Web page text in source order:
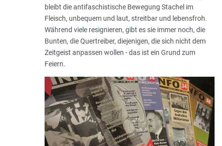
bleibt die antifaschistische Bewegung Stachel im
Fleisch, unbequem und laut, streitbar und lebensfroh.
Während viele resignieren, gibt es sie immer noch, die
Bunten, die Quertreiber, diejenigen, die sich nicht dem
Zeitgeist anpassen wollen - das ist ein Grund zum
Feiern.